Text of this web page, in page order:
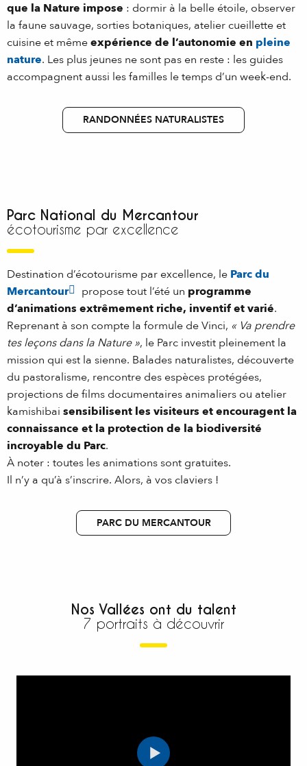
que la Nature impose : dormir à la belle étoile, observer
la faune sauvage, sorties botaniques, atelier cueillette et
cuisine et mêmeexpérience de l’autonomie en pleine
nature. Les plus jeunes ne sont pas en reste : les guides
accompagnent aussi les familles le temps d’un week-end.
RANDONNÉES NATURALISTES
Parc National du Mercantour
écotourisme par excellence
Destination d’écotourisme par excellence, le Parc du
Mercantour
propose tout l’été un programme
d’animations extrêmement riche, inventif et varié.
Reprenant à son compte la formule de Vinci, « Va prendre
tes leçons dans la Nature », le Parc investit pleinement la
mission qui est la sienne. Balades naturalistes, découverte
du pastoralisme, rencontre des espèces protégées,
projections de films documentaires animaliers ou atelier
kamishibai sensibilisent les visiteurs et encouragent la
connaissance et la protection de la biodiversité
incroyable du Parc.
À noter : toutes les animations sont gratuites.
Il n’y a qu’à s’inscrire. Alors, à vos claviers !
PARC DU MERCANTOUR
Nos Vallées ont du talent
7 portraits à découvrir